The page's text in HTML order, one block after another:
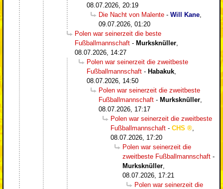
08.07.2026, 20:19
Die Nacht von Malente - Will Kane
09.07.2026, 01:20
Polen war seinerzeit die beste
Fußballmannschaft - Murksknüller
08.07.2026, 14:27
Polen war seinerzeit die zweitbeste
Fußballmannschaft - Habakuk
08.07.2026, 14:50
Polen war seinerzeit die zweitbeste
Fußballmannschaft - Murksknüller
08.07.2026, 17:17
Polen war seinerzeit die zweitbeste
Fußballmannschaft - CHS
08.07.2026, 17:20
Polen war seinerzeit die
zweitbeste Fußballmannschaft -
Murksknüller
08.07.2026, 17:21
Polen war seinerzeit die